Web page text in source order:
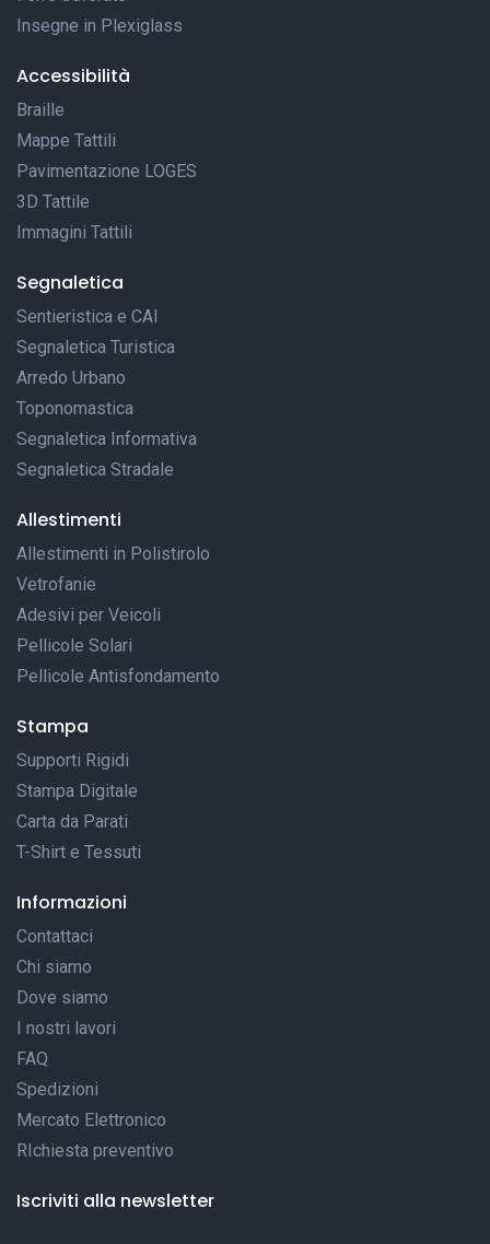
Insegne in Plexiglass
Accessibilità
Braille
Mappe Tattili
Pavimentazione LOGES
3D Tattile
Immagini Tattili
Segnaletica
Sentieristica e CAI
Segnaletica Turistica
Arredo Urbano
Toponomastica
Segnaletica Informativa
Segnaletica Stradale
Allestimenti
Allestimenti in Polistirolo
Vetrofanie
Adesivi per Veicoli
Pellicole Solari
Pellicole Antisfondamento
Stampa
Supporti Rigidi
Stampa Digitale
Carta da Parati
T-Shirt e Tessuti
Informazioni
Contattaci
Chi siamo
Dove siamo
I nostri lavori
FAQ
Spedizioni
Mercato Elettronico
RIchiesta preventivo
Iscriviti alla newsletter